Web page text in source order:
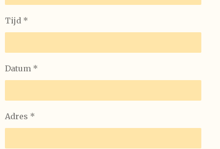
Tijd *
Datum *
Adres *